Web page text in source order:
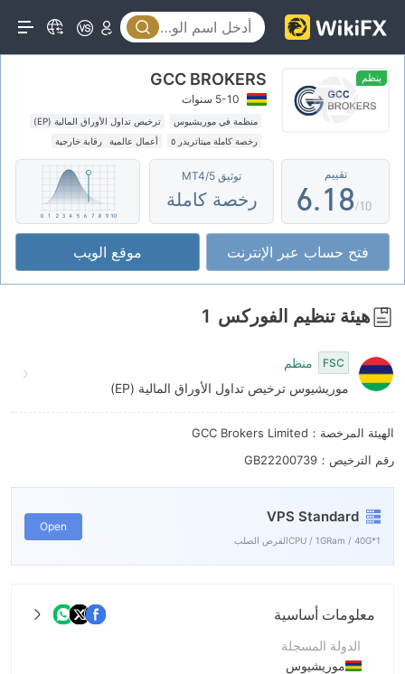
ينظم GCC BROKERS
5-10 سنوات
منظمة في موريشيوس
ترخيص تداول الأوراق المالية (EP)
رخصة كاملة ميتاتريدر ٥
أعمال عالمية رقابة خارجية
تقييم
1
2
3
4
5
6
7
8
9
.
0
1
2
3
4
5
6
7
8
9
3
4
5
7
8
9
/10
توثيق MT4/5
رخصة كاملة
فتح حساب عبر الإنترنت موقع الويب
هيئة تنظيم الفوركس 1
FSC
منظم
موريشيوس ترخيص تداول الأوراق المالية (EP)
الهيئة المرخصة：GCC Brokers Limited
رقم الترخيص：GB22200739
VPS Standard
1*CPU / 1GRam / 40Gالقرص الصلب
Open
معلومات أساسية
الدولة المسجلة
موريشيوس